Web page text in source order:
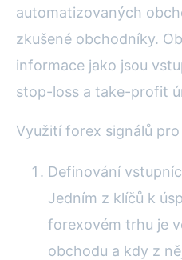
automatizovaných
zkušené obchodníky.
informace jako jsou
stop-loss a take-profit
Využití forex signálů
Definování
Jedním z klíčů k
forexovém trhu je
obchodu a kdy z